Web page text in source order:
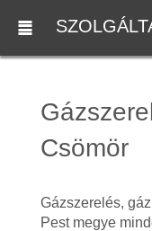
Csömör
Gázszerelés,
Pest megye